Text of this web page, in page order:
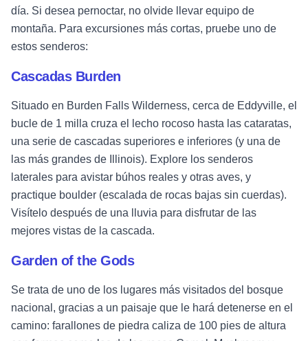
día. Si desea pernoctar, no olvide llevar equipo de
montaña. Para excursiones más cortas, pruebe uno de
estos senderos:
Cascadas Burden
Situado en Burden Falls Wilderness, cerca de Eddyville, el
bucle de 1 milla cruza el lecho rocoso hasta las cataratas,
una serie de cascadas superiores e inferiores (y una de
las más grandes de Illinois). Explore los senderos
laterales para avistar búhos reales y otras aves, y
practique boulder (escalada de rocas bajas sin cuerdas).
Visítelo después de una lluvia para disfrutar de las
mejores vistas de la cascada.
Garden of the Gods
Se trata de uno de los lugares más visitados del bosque
nacional, gracias a un paisaje que le hará detenerse en el
camino: farallones de piedra caliza de 100 pies de altura